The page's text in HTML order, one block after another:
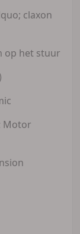
claxon
op het stuur
Motor